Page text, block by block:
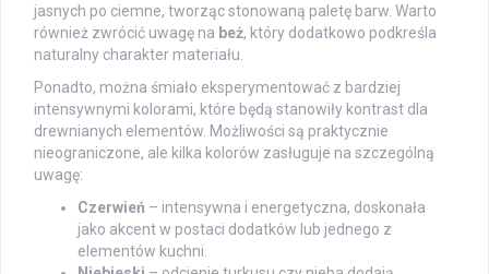
jasnych po ciemne, tworząc stonowaną paletę barw. Warto
również zwrócić uwagę na beż, który dodatkowo podkreśla
naturalny charakter materiału.
Ponadto, można śmiało eksperymentować z bardziej
intensywnymi kolorami, które będą stanowiły kontrast dla
drewnianych elementów. Możliwości są praktycznie
nieograniczone, ale kilka kolorów zasługuje na szczególną
uwagę:
Czerwień – intensywna i energetyczna, doskonała
jako akcent w postaci dodatków lub jednego z
elementów kuchni.